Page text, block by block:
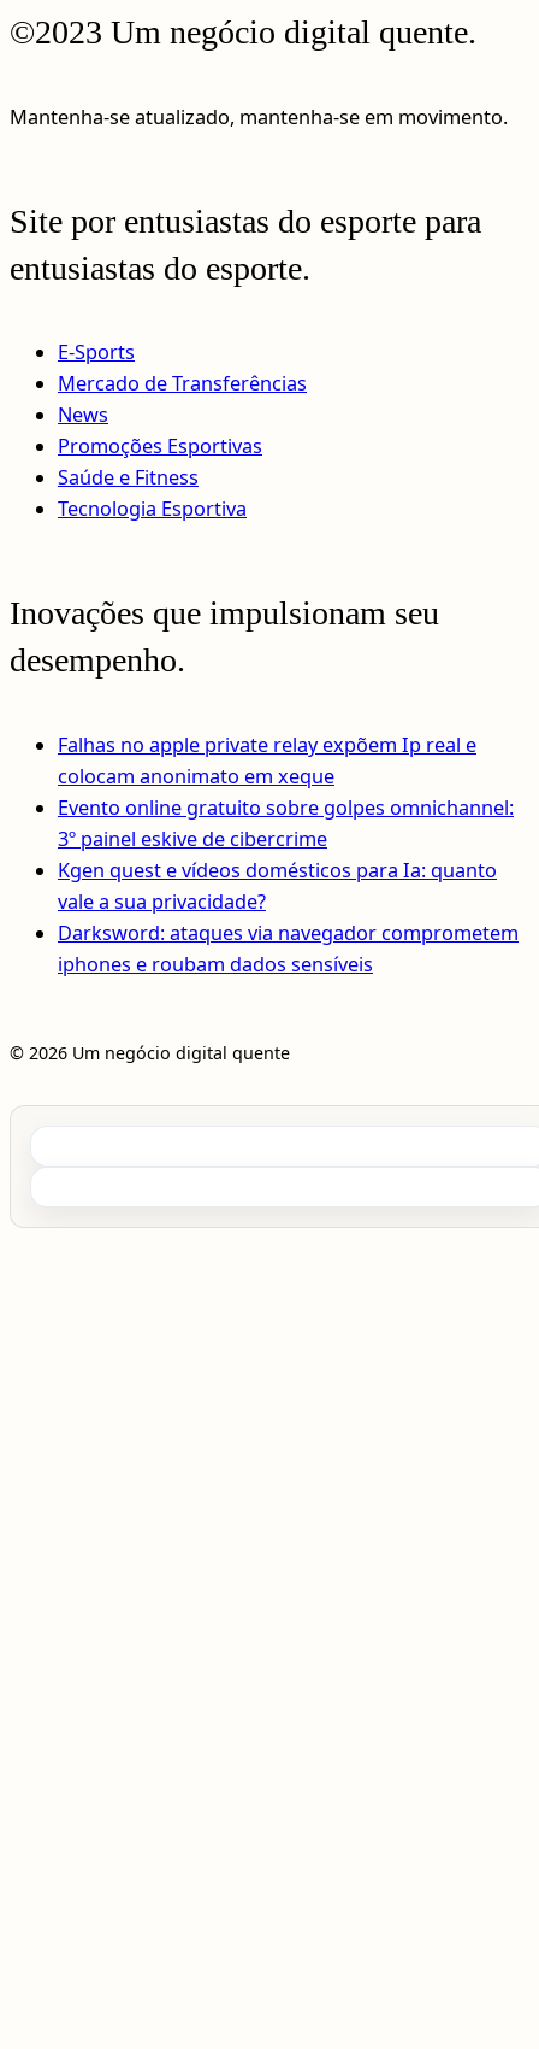
©2023 Um negócio digital quente.
Mantenha-se atualizado, mantenha-se em movimento.
Site por entusiastas do esporte para
entusiastas do esporte.
E-Sports
Mercado de Transferências
News
Promoções Esportivas
Saúde e Fitness
Tecnologia Esportiva
Inovações que impulsionam seu
desempenho.
Falhas no apple private relay expõem Ip real e
colocam anonimato em xeque
Evento online gratuito sobre golpes omnichannel:
3º painel eskive de cibercrime
Kgen quest e vídeos domésticos para Ia: quanto
vale a sua privacidade?
Darksword: ataques via navegador comprometem
iphones e roubam dados sensíveis
© 2026 Um negócio digital quente